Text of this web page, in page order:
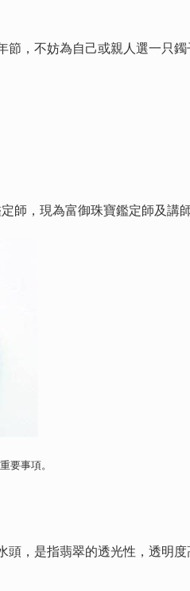
，不妨為自己或親人選一只鐲
，現為富御珠寶鑑定師及講師
要事項。
，是指翡翠的透光性，透明度